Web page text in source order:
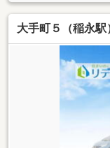
大手町５（稲永